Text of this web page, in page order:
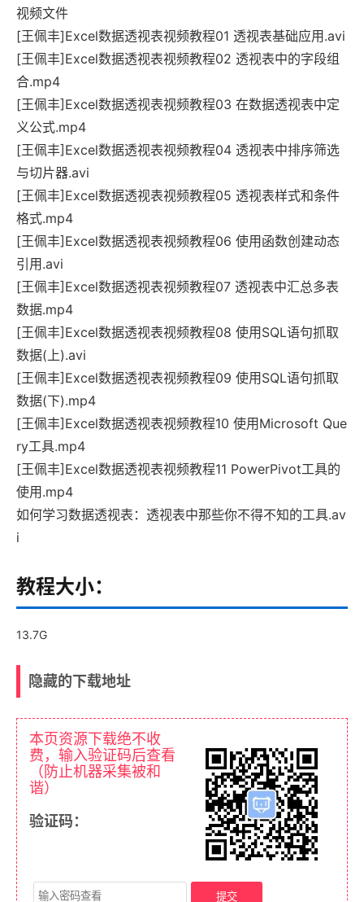
视频文件
[王佩丰]Excel数据透视表视频教程01 透视表基础应用.avi
[王佩丰]Excel数据透视表视频教程02 透视表中的字段组
合.mp4
[王佩丰]Excel数据透视表视频教程03 在数据透视表中定
义公式.mp4
[王佩丰]Excel数据透视表视频教程04 透视表中排序筛选
与切片器.avi
[王佩丰]Excel数据透视表视频教程05 透视表样式和条件
格式.mp4
[王佩丰]Excel数据透视表视频教程06 使用函数创建动态
引用.avi
[王佩丰]Excel数据透视表视频教程07 透视表中汇总多表
数据.mp4
[王佩丰]Excel数据透视表视频教程08 使用SQL语句抓取
数据(上).avi
[王佩丰]Excel数据透视表视频教程09 使用SQL语句抓取
数据(下).mp4
[王佩丰]Excel数据透视表视频教程10 使用Microsoft Que
ry工具.mp4
[王佩丰]Excel数据透视表视频教程11 PowerPivot工具的
使用.mp4
如何学习数据透视表：透视表中那些你不得不知的工具.av
i
教程大小：
13.7G
隐藏的下载地址
本页资源下载绝不收
费，输入验证码后查看
（防止机器采集被和
谐）
验证码：